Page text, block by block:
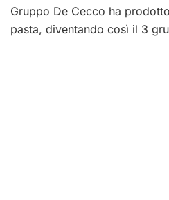
Gruppo De Cecco ha
pasta, diventando così il 3